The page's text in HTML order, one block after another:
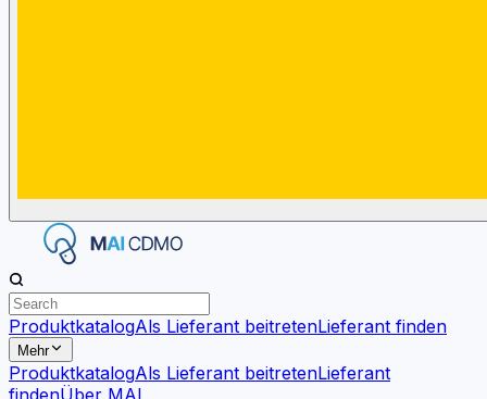
ProduktkatalogAls Lieferant beitretenLieferant finden
Mehr
ProduktkatalogAls Lieferant beitretenLieferant
findenÜber MAI